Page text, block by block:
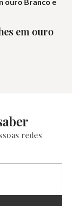
em ouro
redes